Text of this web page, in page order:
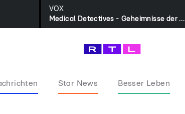
VOX
Medical Detectives - Geheimnisse der Gerichtsmedizin
Star News Besser Leben